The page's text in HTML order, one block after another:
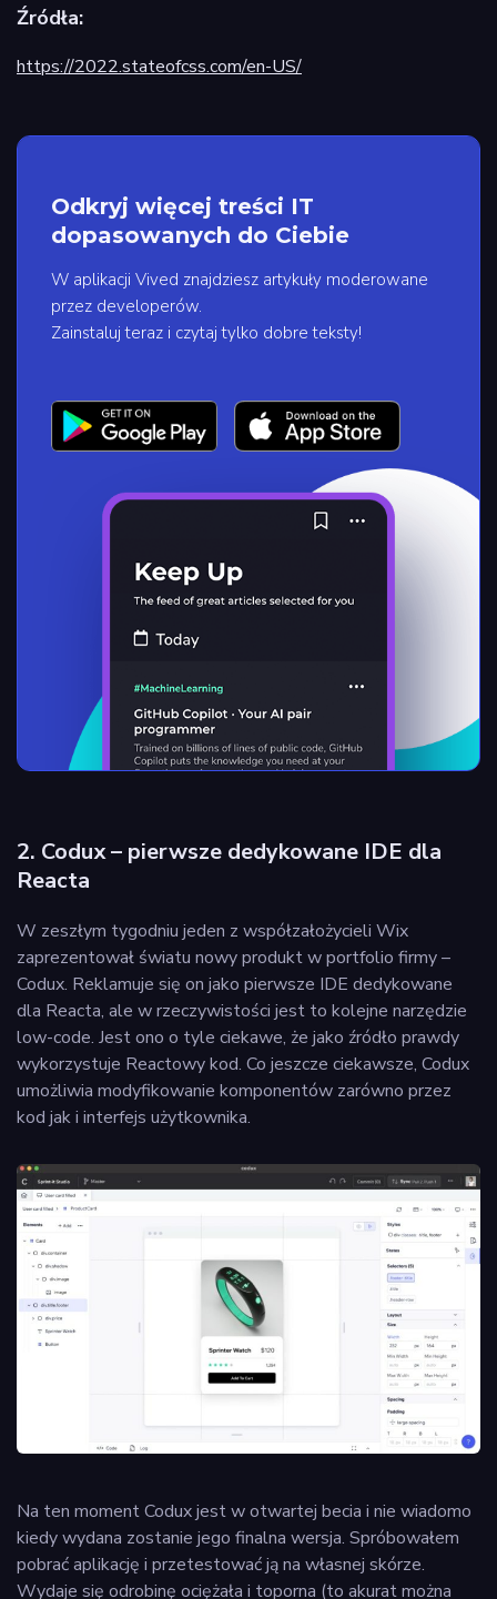
Źródła:
https://2022.stateofcss.com/en-US/
Odkryj więcej treści IT
dopasowanych do Ciebie
W aplikacji Vived znajdziesz artykuły moderowane
przez developerów.
Zainstaluj teraz i czytaj tylko dobre teksty!
2. Codux – pierwsze dedykowane IDE dla
Reacta
W zeszłym tygodniu jeden z współzałożycieli Wix
zaprezentował światu nowy produkt w portfolio firmy –
Codux. Reklamuje się on jako pierwsze IDE dedykowane
dla Reacta, ale w rzeczywistości jest to kolejne narzędzie
low-code. Jest ono o tyle ciekawe, że jako źródło prawdy
wykorzystuje Reactowy kod. Co jeszcze ciekawsze, Codux
umożliwia modyfikowanie komponentów zarówno przez
kod jak i interfejs użytkownika.
Na ten moment Codux jest w otwartej becia i nie wiadomo
kiedy wydana zostanie jego finalna wersja. Spróbowałem
pobrać aplikację i przetestować ją na własnej skórze.
Wydaje się odrobinę ociężała i toporna (to akurat można